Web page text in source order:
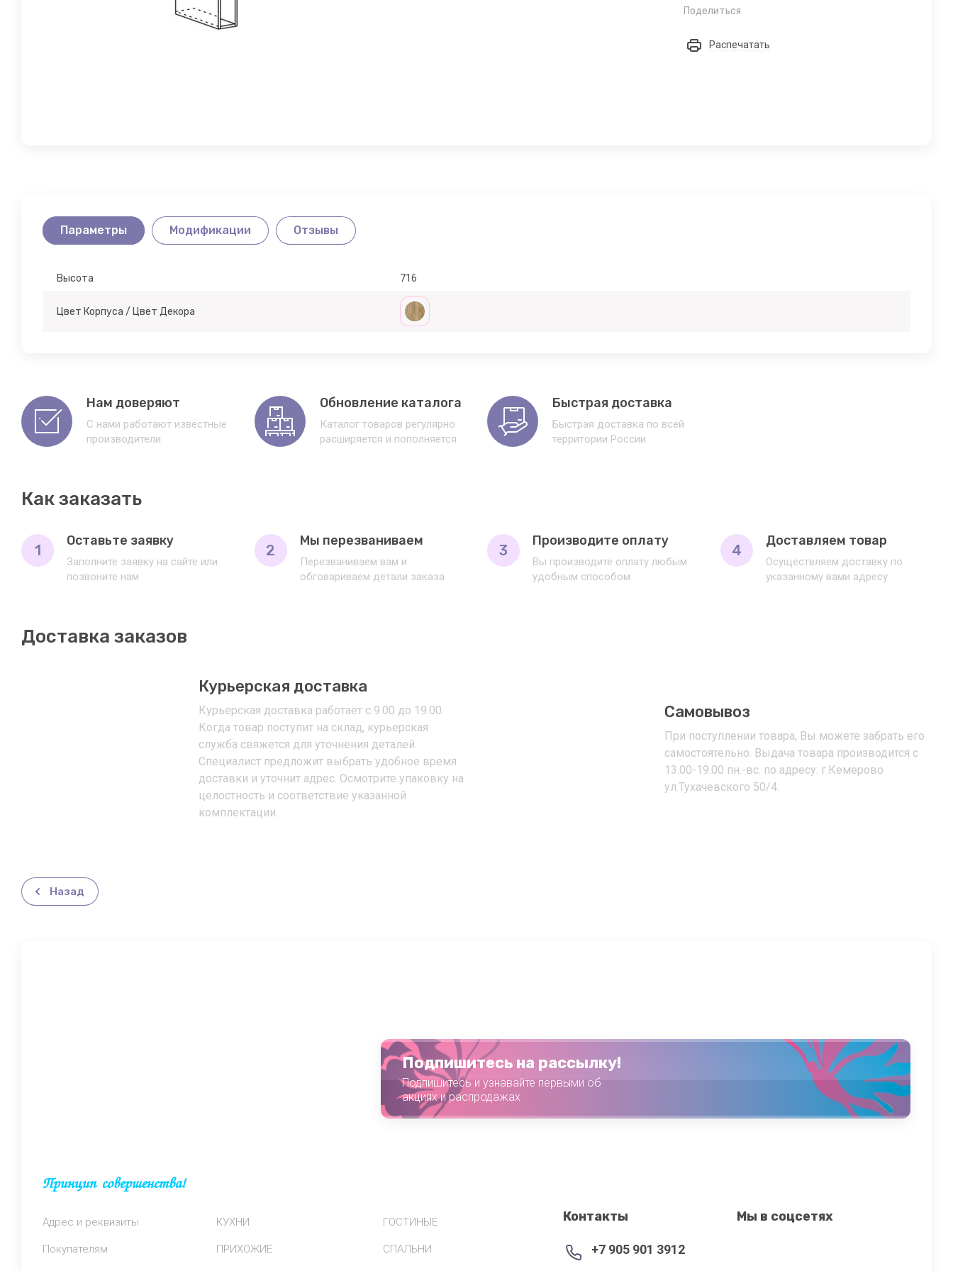
Поделиться
Распечатать
Параметры Модификации Отзывы
Высота 716
Цвет Корпуса / Цвет Декора
Нам доверяют
С нами работают известные
производители
Обновление каталога
Каталог товаров регулярно
расширяется и пополняется
Быстрая доставка
Быстрая доставка по всей
территории России
Как заказать
1
Оставьте заявку
Заполните заявку на сайте или
позвоните нам
2
Мы перезваниваем
Перезваниваем вам и
обговариваем детали заказа
3
Производите оплату
Вы производите оплату любым
удобным способом
4
Доставляем товар
Осуществляем доставку по
указанному вами адресу
Доставка заказов
Курьерская доставка
Курьерская доставка работает с 9.00 до 19.00.
Когда товар поступит на склад, курьерская
служба свяжется для уточнения деталей.
Специалист предложит выбрать удобное время
доставки и уточнит адрес. Осмотрите упаковку на
целостность и соответствие указанной
комплектации.
Самовывоз
При поступлении товара, Вы можете забрать его
самостоятельно. Выдача товара производится с
13.00-19.00 пн.-вс. по адресу: г.Кемерово
ул.Тухачевского 50/4.
Назад
Принцип совершенства!
Подпишитесь на рассылку!
Подпишитесь и узнавайте первыми об
акциях и распродажах
Адрес и реквизиты
Покупателям
КУХНИ ГОСТИНЫЕ
ПРИХОЖИЕ СПАЛЬНИ
Контакты
+7 905 901 3912
Мы в соцсетях